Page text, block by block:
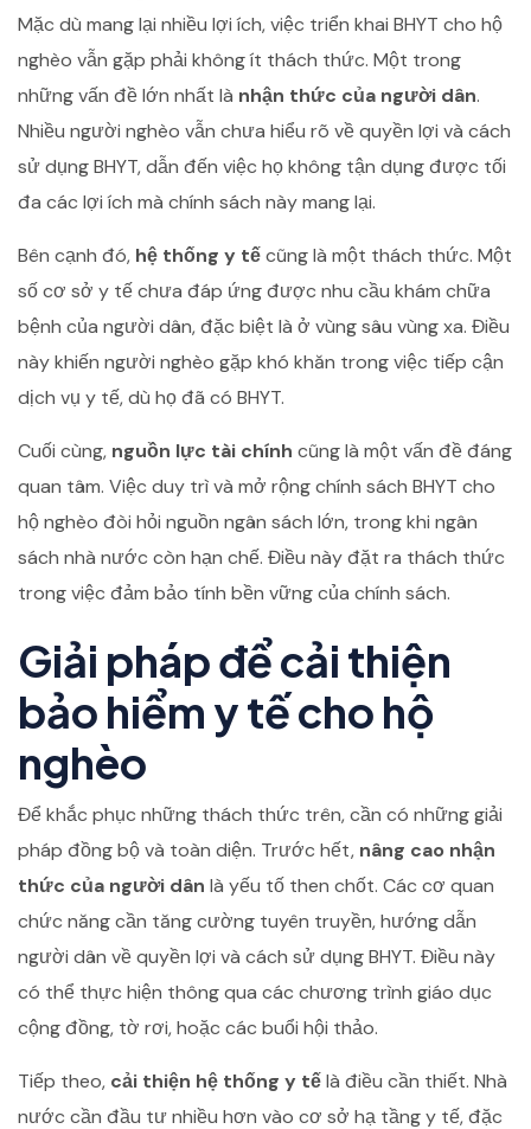
Mặc dù mang lại nhiều lợi ích, việc triển khai BHYT cho hộ
nghèo vẫn gặp phải không ít thách thức. Một trong
những vấn đề lớn nhất là nhận thức của người dân.
Nhiều người nghèo vẫn chưa hiểu rõ về quyền lợi và cách
sử dụng BHYT, dẫn đến việc họ không tận dụng được tối
đa các lợi ích mà chính sách này mang lại.
Bên cạnh đó, hệ thống y tếcũng là một thách thức. Một
số cơ sở y tế chưa đáp ứng được nhu cầu khám chữa
bệnh của người dân, đặc biệt là ở vùng sâu vùng xa. Điều
này khiến người nghèo gặp khó khăn trong việc tiếp cận
dịch vụ y tế, dù họ đã có BHYT.
Cuối cùng, nguồn lực tài chính cũng là một vấn đề đáng
quan tâm. Việc duy trì và mở rộng chính sách BHYT cho
hộ nghèo đòi hỏi nguồn ngân sách lớn, trong khi ngân
sách nhà nước còn hạn chế. Điều này đặt ra thách thức
trong việc đảm bảo tính bền vững của chính sách.
Giải pháp để cải thiện
bảo hiểm y tế cho hộ
nghèo
Để khắc phục những thách thức trên, cần có những giải
pháp đồng bộ và toàn diện. Trước hết, nâng cao nhận
thức của người dân là yếu tố then chốt. Các cơ quan
chức năng cần tăng cường tuyên truyền, hướng dẫn
người dân về quyền lợi và cách sử dụng BHYT. Điều này
có thể thực hiện thông qua các chương trình giáo dục
cộng đồng, tờ rơi, hoặc các buổi hội thảo.
Tiếp theo, cải thiện hệ thống y tếlà điều cần thiết. Nhà
nước cần đầu tư nhiều hơn vào cơ sở hạ tầng y tế, đặc